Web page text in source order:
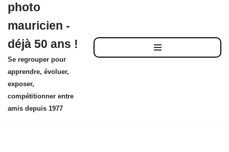
au
contenu
photo
mauricien -
déjà 50 ans !
Se regrouper pour
apprendre, évoluer,
exposer,
compétitionner entre
amis depuis 1977